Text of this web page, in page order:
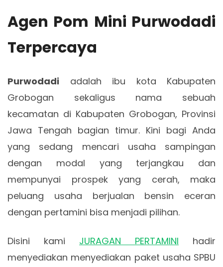
Agen Pom Mini Purwodadi
Terpercaya
Purwodadi adalah ibu kota Kabupaten
Grobogan sekaligus nama sebuah
kecamatan di Kabupaten Grobogan, Provinsi
Jawa Tengah bagian timur. Kini bagi Anda
yang sedang mencari usaha sampingan
dengan modal yang terjangkau dan
mempunyai prospek yang cerah, maka
peluang usaha berjualan bensin eceran
dengan pertamini bisa menjadi pilihan.
Disini kami JURAGAN PERTAMINI hadir
menyediakan menyediakan paket usaha SPBU